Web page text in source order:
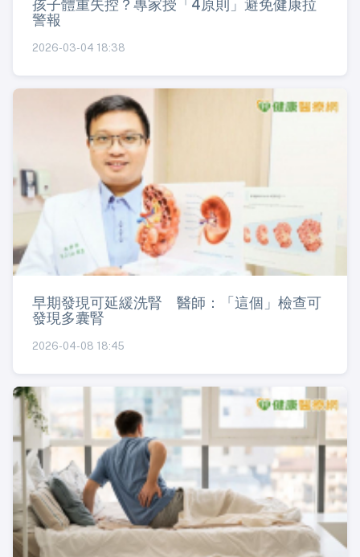
孩子體重失控？專家授「4原則」避免健康拉
警報
2026-03-04 18:38
早期發現可延緩洗腎 醫師：「這個」檢查可
發現多囊腎
2026-04-08 18:45